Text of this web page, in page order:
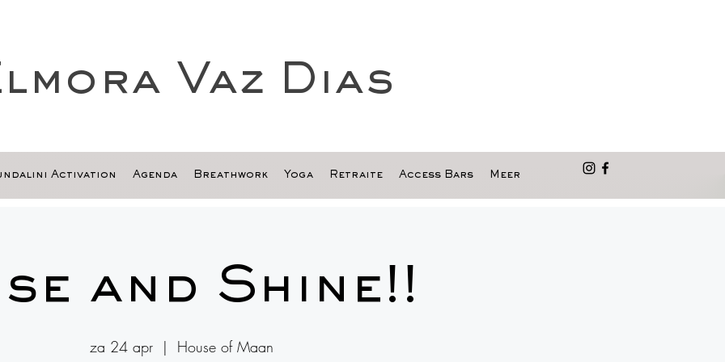
Vaz Dias
Activation Agenda Breathwork Yoga Retraite Access Bars Meer
and Shine!!
za 24 apr
  |
House of Maan